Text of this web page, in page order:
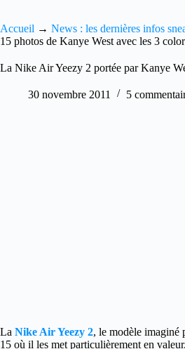
Accueil → News : les dernières infos
15 photos de Kanye West avec les 3
La Nike Air Yeezy 2 portée par Kanye
30 novembre 2011 5
La Nike Air Yeezy 2, le modèle imaginé
15 où il les met particulièrement en valeur.